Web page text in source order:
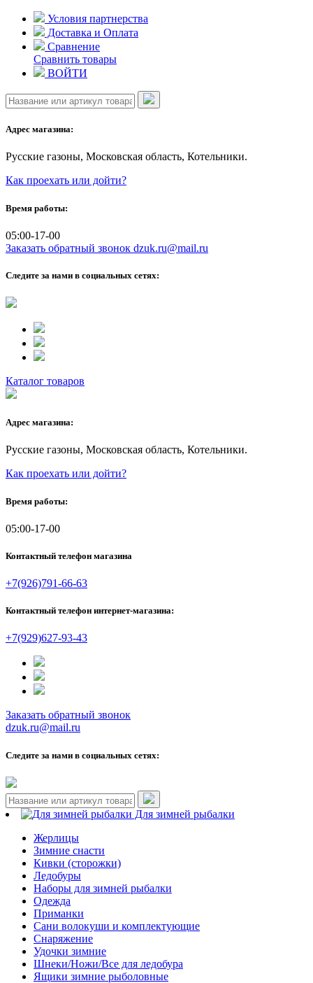
Skip
content
Условия партнерства
Доставка и Оплата
Сравнение
Сравнить товары
ВОЙТИ
Адрес магазина:
Русские газоны, Московская область, Котельники.
Как проехать или дойти?
Время работы:
05:00-17-00
Заказать обратный звонок dzuk.ru@mail.ru
Следите за нами в социальных сетях:
Каталог товаров
Адрес магазина:
Русские газоны, Московская область, Котельники.
Как проехать или дойти?
Время работы:
05:00-17-00
Контактный телефон магазина
+7(926)791-66-63
Контактный телефон интернет-магазина:
+7(929)627-93-43
Заказать обратный звонок
dzuk.ru@mail.ru
Следите за нами в социальных сетях:
Для зимней рыбалки
Жерлицы
Зимние снасти
Кивки (сторожки)
Ледобуры
Наборы для зимней рыбалки
Одежда
Приманки
Сани волокуши и комплектующие
Снаряжение
Удочки зимние
Шнеки/Ножи/Все для ледобура
Ящики зимние рыболовные